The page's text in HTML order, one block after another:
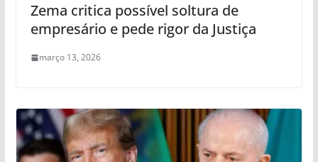
Zema critica possível soltura de
empresário e pede rigor da Justiça
março 13, 2026